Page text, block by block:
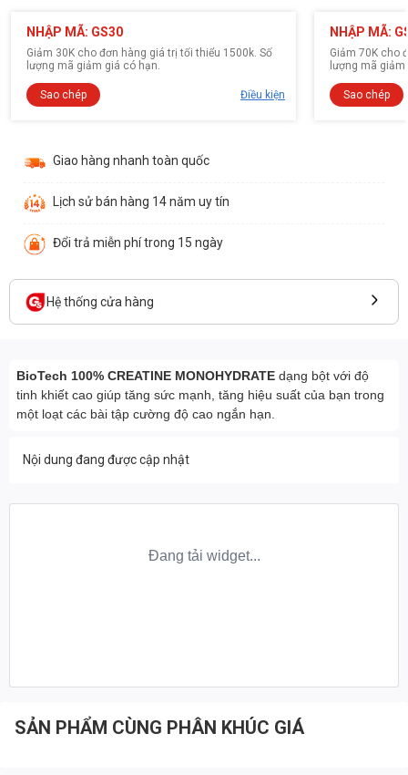
NHẬP MÃ: GS30
Giảm 30K cho đơn hàng giá trị tối thiểu 1500k. Số
lượng mã giảm giá có hạn.
Sao chép Điều kiện
NHẬP MÃ:
Giảm 70K cho
lượng mã
Sao chép
Giao hàng nhanh toàn quốc
Lịch sử bán hàng 14 năm uy tín
Đổi trả miễn phí trong 15 ngày
Hệ thống cửa hàng
BioTech 100% CREATINE MONOHYDRATE dạng bột với độ
tinh khiết cao giúp tăng sức mạnh, tăng hiệu suất của bạn trong
một loạt các bài tập cường độ cao ngắn hạn.
Nội dung đang được cập nhật
SẢN PHẨM CÙNG PHÂN KHÚC GIÁ